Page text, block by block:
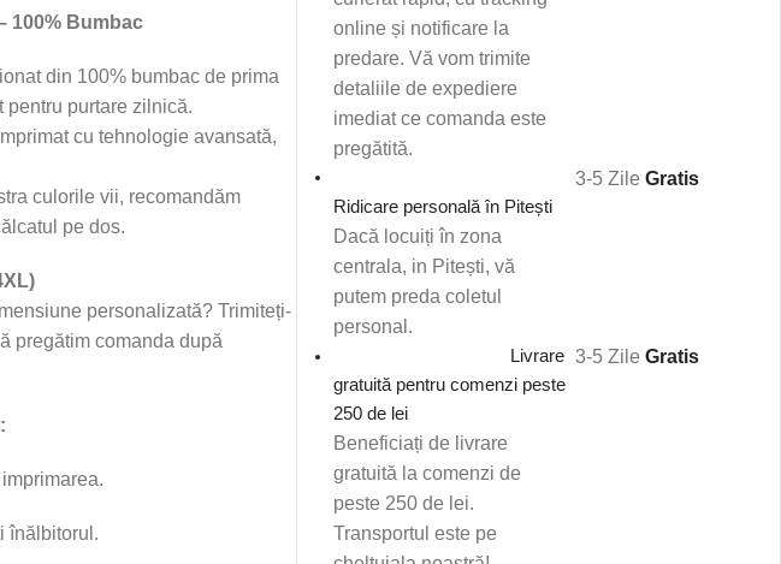
100% Bumbac
din 100% bumbac de prima
pentru purtare zilnică.
cu tehnologie avansată,
culorile vii, recomandăm
pe dos.
personalizată? Trimiteți-
pregătim comanda după
înălbitorul.
online și notificare la
predare. Vă vom trimite
detaliile de expediere
imediat ce comanda este
pregătită.
Ridicare personală în Pitești
Dacă locuiți în zona
centrala, in Pitești, vă
putem preda coletul
personal.
3-5 ZileGratis
Livrare
gratuită pentru comenzi peste
250 de lei
Beneficiați de livrare
gratuită la comenzi de
peste 250 de lei.
Transportul este pe
3-5 ZileGratis